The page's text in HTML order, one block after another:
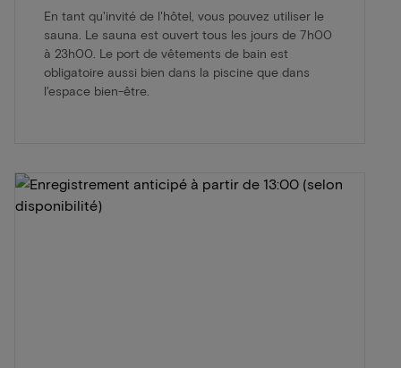
En tant qu'invité de l'hôtel, vous pouvez utiliser le
sauna. Le sauna est ouvert tous les jours de 7h00
à 23h00. Le port de vêtements de bain est
obligatoire aussi bien dans la piscine que dans
l'espace bien-être.